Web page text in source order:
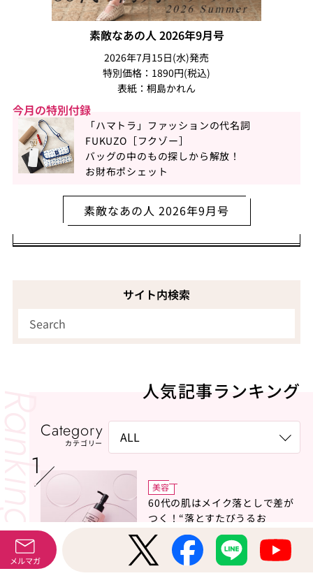
素敵なあの人 2026年9月号
2026年7月15日(水)発売
特別価格：1890円(税込)
表紙：桐島かれん
今月の特別付録
「ハマトラ」ファッションの代名詞
FUKUZO［フクゾー］
バッグの中のもの探しから解放！
お財布ポシェット
素敵なあの人 2026年9月号
サイト内検索
人気記事ランキング
Category
カテゴリー
PR
美容
60代の肌はメイク落としで差が
つく！“落とすたびうるお
う”DHCの新発想クレンジングオ
イルに注目
メルマガ